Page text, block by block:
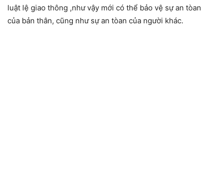
luật lệ giao thông ,như vậy mới có thể bảo vệ sự an tòan
của bản thân, cũng như sự an tòan của người khác.